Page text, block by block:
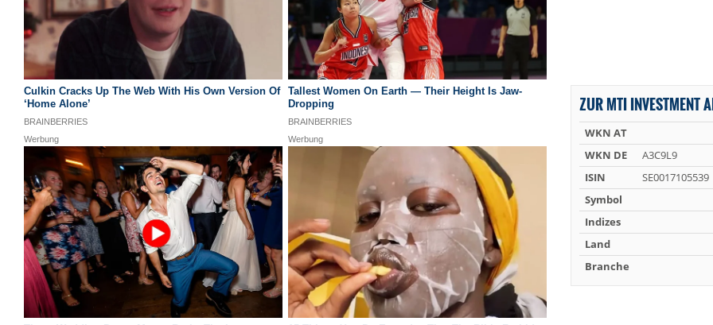
ZUR MTI INVESTMENT
WKN AT
WKN DE
A3C9L9
ISIN
SE0017105539
Symbol
Indizes
Land
Branche